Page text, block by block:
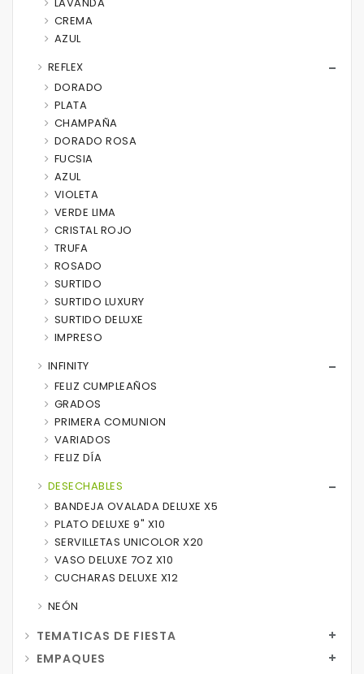
CREMA
AZUL
REFLEX
DORADO
PLATA
CHAMPAÑA
DORADO ROSA
FUCSIA
AZUL
VIOLETA
VERDE LIMA
CRISTAL ROJO
TRUFA
ROSADO
SURTIDO
SURTIDO LUXURY
SURTIDO DELUXE
IMPRESO
INFINITY
FELIZ CUMPLEAÑOS
GRADOS
PRIMERA COMUNION
VARIADOS
FELIZ DÍA
DESECHABLES
BANDEJA OVALADA DELUXE X5
PLATO DELUXE 9" X10
SERVILLETAS UNICOLOR X20
VASO DELUXE 7OZ X10
CUCHARAS DELUXE X12
NEÓN
TEMATICAS DE FIESTA
EMPAQUES